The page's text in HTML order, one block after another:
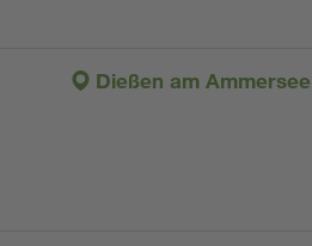
Dießen am Ammersee